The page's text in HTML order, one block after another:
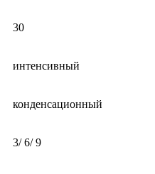
30
интенсивный
конденсационный
3/ 6/ 9